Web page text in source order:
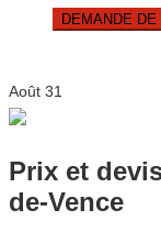
DEMANDE
Août 31
Prix et
de-Vence